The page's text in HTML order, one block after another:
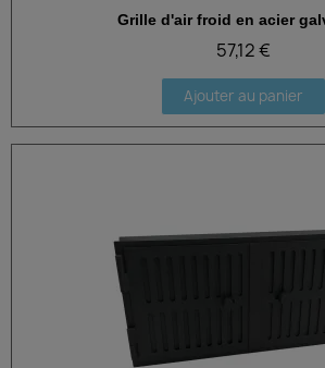
Aperçu rapide
Grille d'air froid en acier
57,12 €
Ajouter au panier